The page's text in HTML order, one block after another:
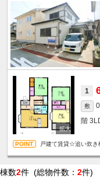
1
敷
階
戸建て賃貸☆追い炊
棟数2件 (総物件数： 2件)